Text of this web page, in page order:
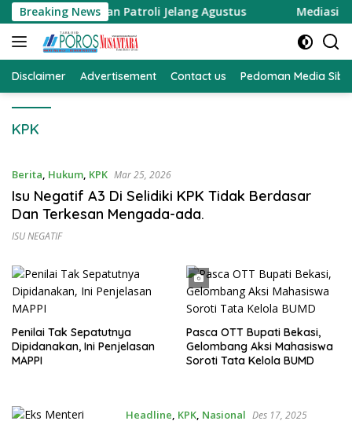
Langsung
ke
konten
Breaking News
Tingkatkan Patroli Jelang Agustus Mediasi
Disclaimer Advertisement Contact us Pedoman Media
KPK
Berita, Hukum, KPK Mar 25, 2026
Isu Negatif A3 Di Selidiki KPK Tidak Berdasar
Dan Terkesan Mengada-ada.
ISU NEGATIF
Penilai Tak Sepatutnya
Dipidanakan, Ini Penjelasan
MAPPI
Pasca OTT Bupati Bekasi,
Gelombang Aksi Mahasiswa
Soroti Tata Kelola BUMD
Headline, KPK, Nasional Des 17, 2025